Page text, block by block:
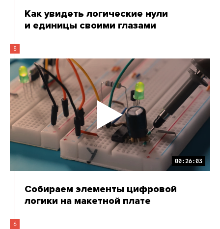
Как увидеть логические нули
и единицы своими глазами
5
00:26:03
Собираем элементы цифровой
логики на макетной плате
6